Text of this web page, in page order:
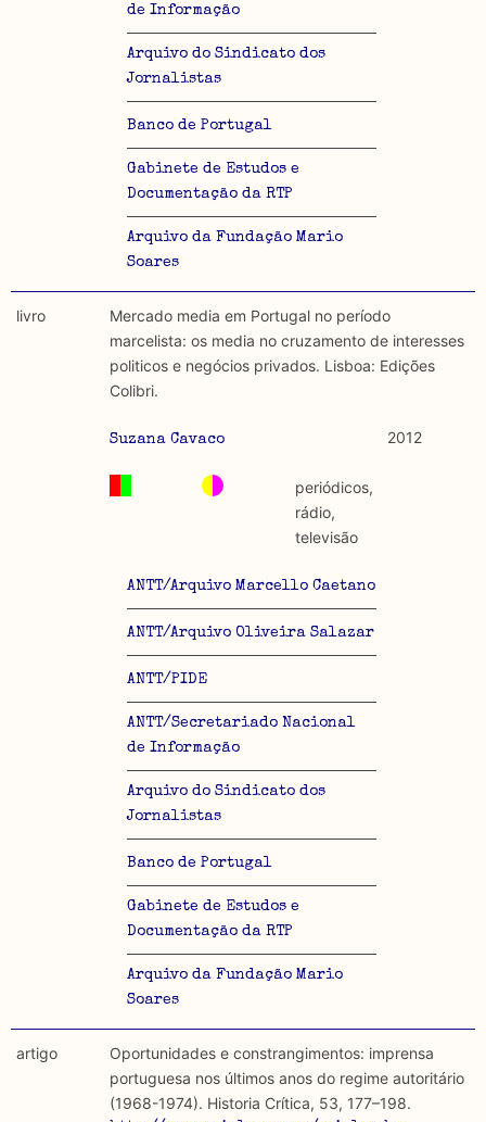
de Informação
Arquivo do Sindicato dos
Jornalistas
Banco de Portugal
Gabinete de Estudos e
Documentação da RTP
Arquivo da Fundação Mario
Soares
livro
Mercado media em Portugal no período
marcelista: os media no cruzamento de interesses
politicos e negócios privados. Lisboa: Edições
Colibri.
Suzana Cavaco 2012
ANTT/Arquivo Marcello Caetano
ANTT/Arquivo Oliveira Salazar
ANTT/PIDE
ANTT/Secretariado Nacional
de Informação
Arquivo do Sindicato dos
Jornalistas
Banco de Portugal
Gabinete de Estudos e
Documentação da RTP
Arquivo da Fundação Mario
Soares
periódicos,
rádio,
televisão
artigo
Oportunidades e constrangimentos: imprensa
portuguesa nos últimos anos do regime autoritário
(1968-1974). Historia Crítica, 53, 177–198.